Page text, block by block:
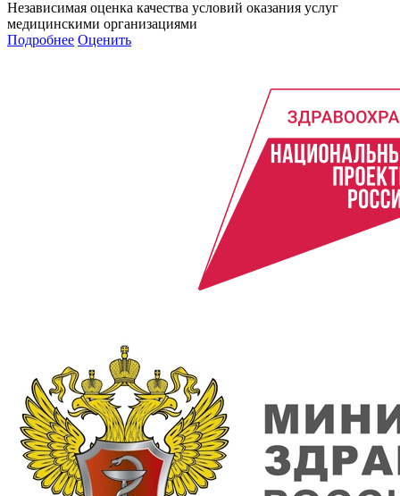
Независимая оценка качества условий оказания услуг
медицинскими организациями
Подробнее Оценить